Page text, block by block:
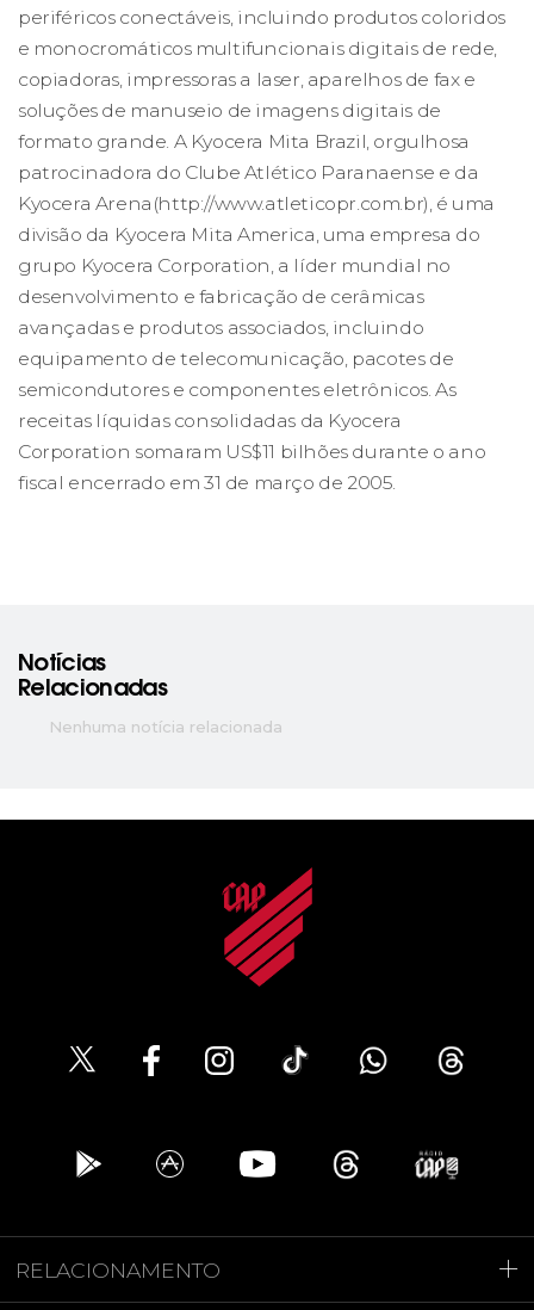
periféricos conectáveis, incluindo produtos coloridos
e monocromáticos multifuncionais digitais de rede,
copiadoras, impressoras a laser, aparelhos de fax e
soluções de manuseio de imagens digitais de
formato grande. A Kyocera Mita Brazil, orgulhosa
patrocinadora do Clube Atlético Paranaense e da
Kyocera Arena(http://www.atleticopr.com.br), é uma
divisão da Kyocera Mita America, uma empresa do
grupo Kyocera Corporation, a líder mundial no
desenvolvimento e fabricação de cerâmicas
avançadas e produtos associados, incluindo
equipamento de telecomunicação, pacotes de
semicondutores e componentes eletrônicos. As
receitas líquidas consolidadas da Kyocera
Corporation somaram US$11 bilhões durante o ano
fiscal encerrado em 31 de março de 2005.
Notícias
Relacionadas
Nenhuma notícia relacionada
RELACIONAMENTO